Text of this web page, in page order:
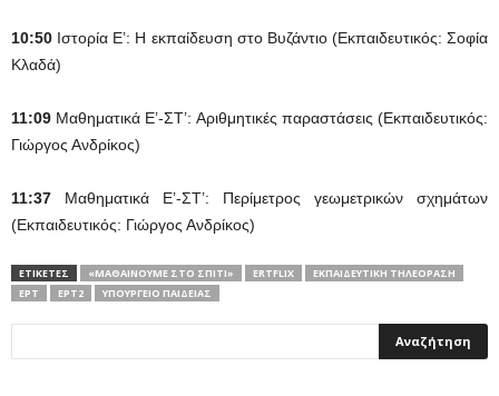
10:50 Ιστορία Ε’: Η εκπαίδευση στο Βυζάντιο (Εκπαιδευτικός: Σοφία
Κλαδά)
11:09 Μαθηματικά Ε’-ΣΤ’: Αριθμητικές παραστάσεις (Εκπαιδευτικός:
Γιώργος Ανδρίκος)
11:37 Μαθηματικά Ε’-ΣΤ’: Περίμετρος γεωμετρικών σχημάτων
(Εκπαιδευτικός: Γιώργος Ανδρίκος)
ΕΤΙΚΕΤΕΣ «ΜΑΘΑΊΝΟΥΜΕ ΣΤΟ ΣΠΊΤΙ» ΕRTFLIX
ΕΚΠΑΙΔΕΥΤΙΚΉ ΤΗΛΕΌΡΑΣΗ
ΕΡΤ
ΕΡΤ2 ΥΠΟΥΡΓΕΊΟ ΠΑΙΔΕΊΑΣ